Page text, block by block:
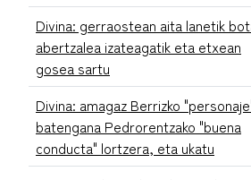
Divina: gerraostean aita lanetik
abertzalea izateagatik eta etxean
gosea sartu
Divina: amagaz Berrizko
batengana Pedrorentzako "buena
conducta" lortzera, eta ukatu